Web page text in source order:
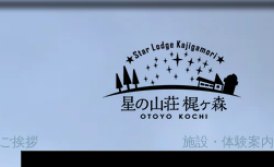
ご挨拶 施設・体験案内